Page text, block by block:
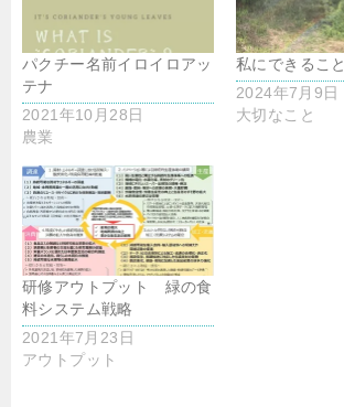
パクチー名前イロイロアッ
テナ
2021年10月28日
農業
私にできること
2024年7月9日
大切なこと
研修アウトプット 緑の食
料システム戦略
2021年7月23日
アウトプット